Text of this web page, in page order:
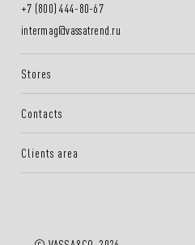
+7 (800) 444-80-67
intermag@vassatrend.ru
Stores
Contacts
Clients area